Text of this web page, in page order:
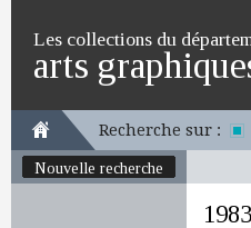
Les collections du
arts
Recherche sur :
Nouvelle recherche